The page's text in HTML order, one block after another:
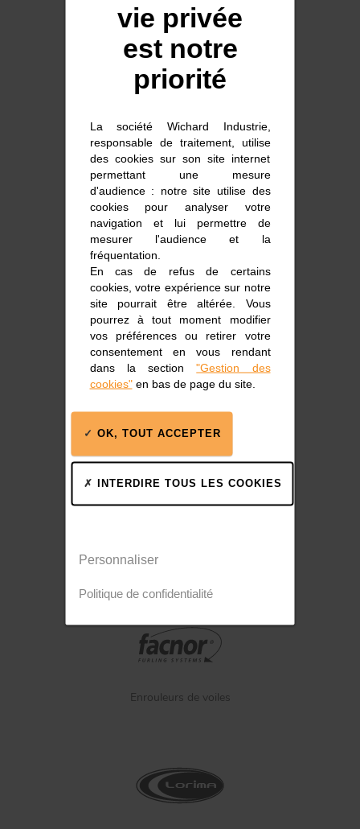
POULIES
COUTEAUX
Poulies, rails, winchs
Stainless steel winches
Enrouleurs de voiles
Mâts et Gréements
Enrouleurs de voiles
vie privée
est notre
priorité
La société Wichard Industrie,
responsable de traitement, utilise
des cookies sur son site internet
permettant une mesure
d'audience : notre site utilise des
cookies pour analyser votre
navigation et lui permettre de
mesurer l'audience et la
fréquentation.
En cas de refus de certains
cookies, votre expérience sur notre
site pourrait être altérée. Vous
pourrez à tout moment modifier
vos préférences ou retirer votre
consentement en vous rendant
dans la section"Gestion des
cookies"en bas de page du site.
OK, TOUT ACCEPTER
INTERDIRE TOUS LES COOKIES
Personnaliser
Politique de confidentialité